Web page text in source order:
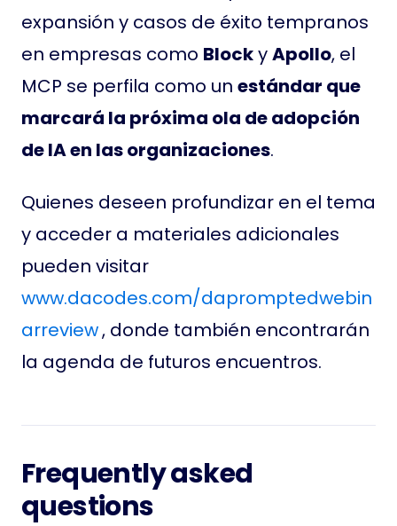
expansión y casos de éxito tempranos
en empresas como BlockyApollo, el
MCP se perfila como un estándar que
marcará la próxima ola de adopción
de IA en las organizaciones.
Quienes deseen profundizar en el tema
y acceder a materiales adicionales
pueden visitar
www.dacodes.com/dapromptedwebin
arreview, donde también encontrarán
la agenda de futuros encuentros.
Frequently asked
questions